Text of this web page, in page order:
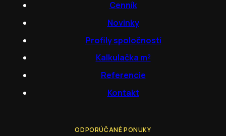
Cenník
Novinky
Profily spoločností
Kalkulačka m²
Referencie
Kontakt
ODPORÚČANÉ PONUKY